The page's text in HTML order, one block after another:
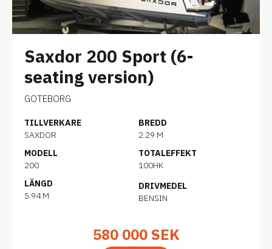
Saxdor 200 Sport (6-
seating version)
GOTEBORG
TILLVERKARE
SAXDOR
MODELL
200
LÄNGD
5.94 M
BREDD
2.29 M
TOTALEFFEKT
100HK
DRIVMEDEL
BENSIN
580 000SEK